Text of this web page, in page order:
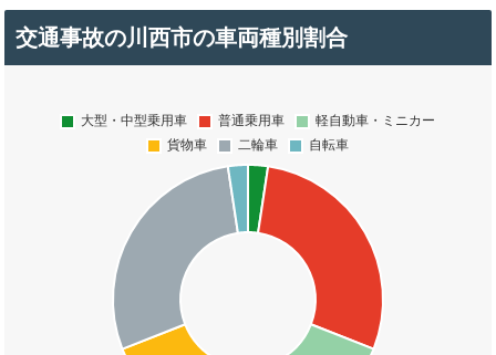
交通事故の川西市の車両種別割合